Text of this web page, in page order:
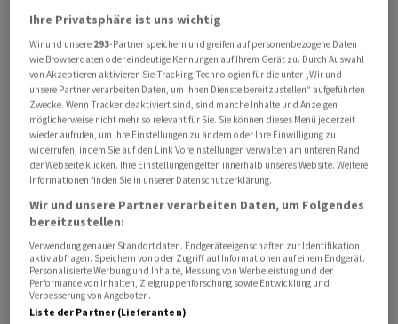
«Ich will das nicht tun. ⁠Wir haben nicht so viel Zeit»,
sagte Trump am ‌Dienstag in einem Interview mit dem
‌Sender CNBC auf ​die Frage nach einer möglichen
Verlängerung der Feuerpause. Die USA befänden sich in
einer starken Verhandlungsposition und würden am
Ende ein sehr gutes Abkommen erzielen, ‌erklärte er
weiter. Sollte es jedoch nicht bald zu einer Einigung mit
der Regierung in Teheran kommen, ​würden die USA ihre
Angriffe ​wieder aufnehmen. «Ich gehe davon aus, ​dass
wir bombardieren werden, da dies die bessere
Ausgangshaltung ist», ‌sagte Trump. Das US-Militär
stehe bereit und brenne auf einen Einsatz.
Gegenwärtigen Angaben zufolge läuft die ​seit ​zwei
Ihre Privatsphäre ist uns wichtig
Wir und unsere 293-Partner speichern und greifen auf personenbezogene Daten
wie Browserdaten oder eindeutige Kennungen auf Ihrem Gerät zu. Durch Auswahl
von Akzeptieren aktivieren Sie Tracking-Technologien für die unter „Wir und
unsere Partner verarbeiten Daten, um Ihnen Dienste bereitzustellen“ aufgeführten
Zwecke. Wenn Tracker deaktiviert sind, sind manche Inhalte und Anzeigen
möglicherweise nicht mehr so relevant für Sie. Sie können dieses Menü jederzeit
wieder aufrufen, um Ihre Einstellungen zu ändern oder Ihre Einwilligung zu
widerrufen, indem Sie auf den Link Voreinstellungen verwalten am unteren Rand
der Webseite klicken. Ihre Einstellungen gelten innerhalb unseres Website. Weitere
Informationen finden Sie in unserer Datenschutzerklärung.
Wir und unsere Partner verarbeiten Daten, um Folgendes
bereitzustellen:
Verwendung genauer Standortdaten. Endgeräteeigenschaften zur Identifikation
aktiv abfragen. Speichern von oder Zugriff auf Informationen auf einem Endgerät.
Personalisierte Werbung und Inhalte, Messung von Werbeleistung und der
Performance von Inhalten, Zielgruppenforschung sowie Entwicklung und
Verbesserung von Angeboten.
Liste der Partner (Lieferanten)